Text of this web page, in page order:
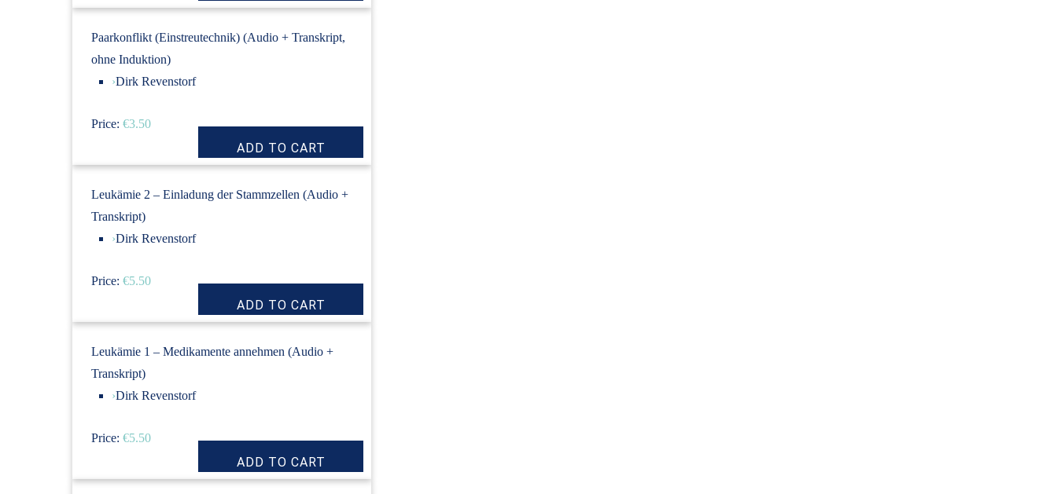
Paarkonflikt (Einstreutechnik) (Audio + Transkript,
ohne Induktion)
›Dirk Revenstorf
Price: €3.50
Leukämie 2 – Einladung der Stammzellen (Audio +
Transkript)
›Dirk Revenstorf
Price: €5.50
Leukämie 1 – Medikamente annehmen (Audio +
Transkript)
›Dirk Revenstorf
Price: €5.50